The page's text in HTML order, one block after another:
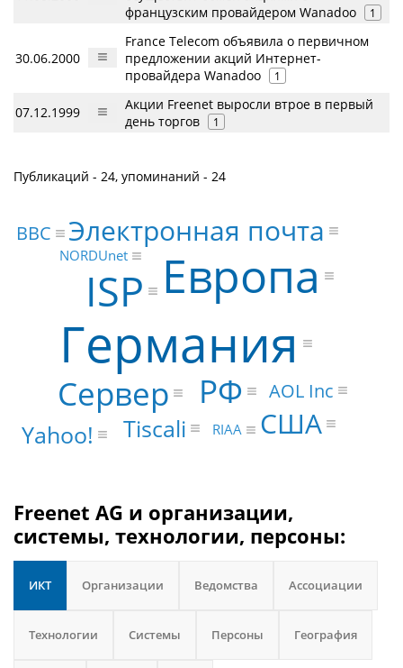
французским провайдером Wanadoo
1
30.06.2000
France Telecom объявила о первичном
предложении акций Интернет-
провайдера Wanadoo
1
07.12.1999
Акции Freenet выросли втрое в первый
день торгов
1
Публикаций - 24, упоминаний - 24
Германия
Европа
ISP
Сервер РФ
Электронная почта
США
Yahoo! Tiscali
AOL Inc
BBC
RIAA
NORDUnet
Freenet AG и организации,
системы, технологии, персоны:
ИКТ Организации Ведомства Ассоциации
Технологии Системы Персоны География